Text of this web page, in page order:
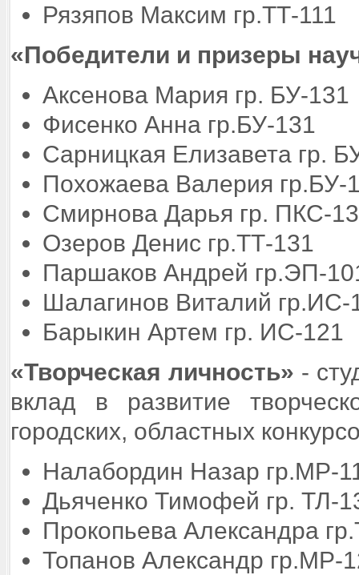
Рязяпов Максим гр.ТТ-
«Победители и призеры
Аксенова Мария гр. БУ-131
Фисенко Анна гр.БУ-131
Сарницкая Елизавета гр.
Похожаева Валерия гр.БУ-
Смирнова Дарья гр. ПКС-
Озеров Денис гр.ТТ-131
Паршаков Андрей гр.ЭП-
Шалагинов Виталий гр.ИС-
Барыкин Артем гр. ИС-121
«Творческая личность» -
вклад в развитие
городских, областных
Налабордин Назар гр.МР-
Дьяченко Тимофей гр. ТЛ-
Прокопьева Александра
Топанов Александр гр.МР-